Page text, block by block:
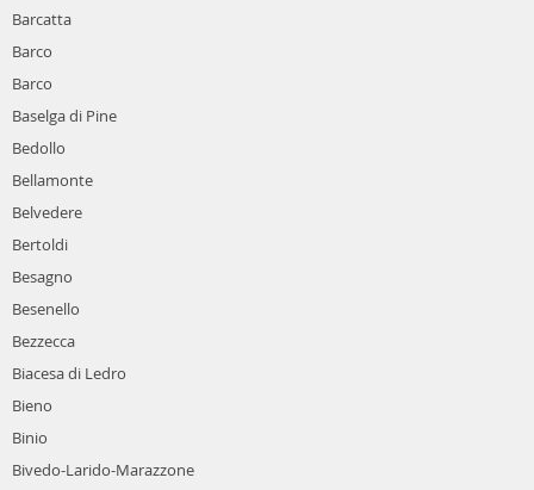
Barcatta
Barco
Barco
Baselga di Pine
Bedollo
Bellamonte
Belvedere
Bertoldi
Besagno
Besenello
Bezzecca
Biacesa di Ledro
Bieno
Binio
Bivedo-Larido-Marazzone